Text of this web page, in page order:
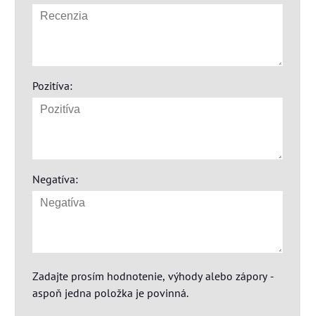
Pozitíva:
Negatíva:
Zadajte prosím hodnotenie, výhody alebo zápory -
aspoň jedna položka je povinná.